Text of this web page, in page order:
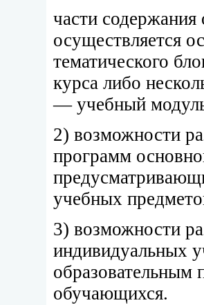
части содержания
осуществляется
тематического
курса либо
— учебный
2) возможности
программ
учебных
3) возможности
индивидуальных
образовательным
обучающихся.